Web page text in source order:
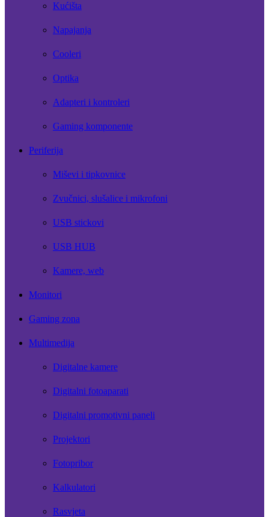
Kućišta
Napajanja
Cooleri
Optika
Adapteri i kontroleri
Gaming komponente
Periferija
Miševi i tipkovnice
Zvučnici, slušalice i mikrofoni
USB stickovi
USB HUB
Kamere, web
Monitori
Gaming zona
Multimedija
Digitalne kamere
Digitalni fotoaparati
Digitalni promotivni paneli
Projektori
Fotopribor
Kalkulatori
Rasvjeta